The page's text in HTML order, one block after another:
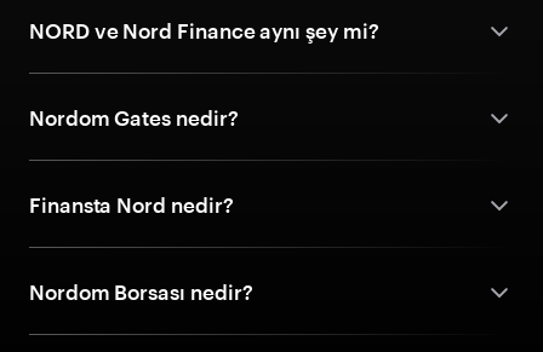
NORD ve Nord Finance aynı şey mi?
Nordom Gates nedir?
Finansta Nord nedir?
Nordom Borsası nedir?